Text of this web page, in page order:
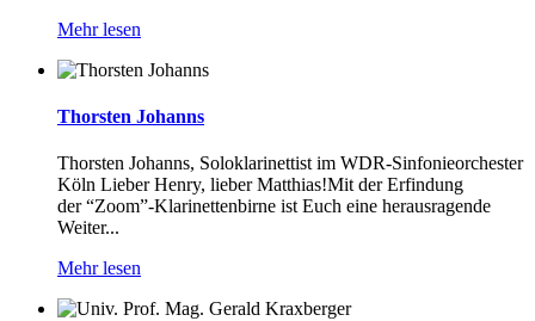
Mehr lesen
Thorsten Johanns
Thorsten Johanns, Soloklarinettist im WDR-Sinfonieorchester
Köln Lieber Henry, lieber Matthias!Mit der Erfindung
der “Zoom”-Klarinettenbirne ist Euch eine herausragende
Weiter...
Mehr lesen